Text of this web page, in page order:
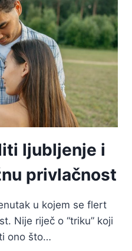
ljubljenje i
privlačnost
u kojem se flert
Nije riječ o “triku” koji
ono što…